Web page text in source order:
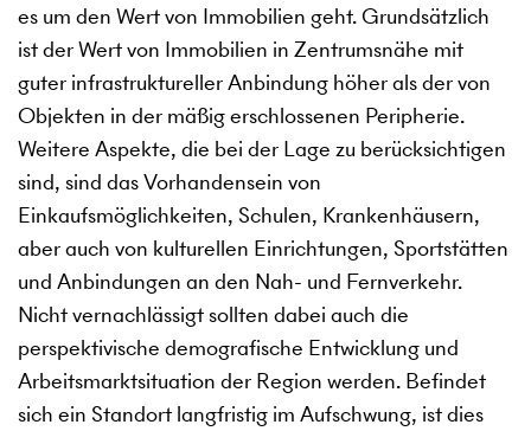
es um den Wert von Immobilien geht. Grundsätzlich
ist der Wert von Immobilien in Zentrumsnähe mit
guter infrastruktureller Anbindung höher als der von
Objekten in der mäßig erschlossenen Peripherie.
Weitere Aspekte, die bei der Lage zu berücksichtigen
sind, sind das Vorhandensein von
Einkaufsmöglichkeiten, Schulen, Krankenhäusern,
aber auch von kulturellen Einrichtungen, Sportstätten
und Anbindungen an den Nah- und Fernverkehr.
Nicht vernachlässigt sollten dabei auch die
perspektivische demografische Entwicklung und
Arbeitsmarktsituation der Region werden. Befindet
sich ein Standort langfristig im Aufschwung, ist dies